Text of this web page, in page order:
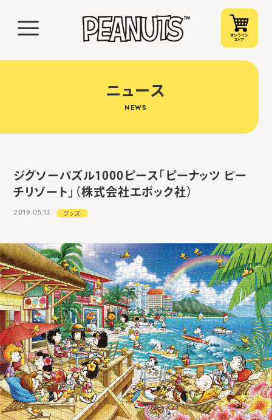
ニュース
NEWS
ジグソーパズル1000ピース「ピーナッツ ビー
チリゾート」（株式会社エポック社）
2019.05.13 グッズ